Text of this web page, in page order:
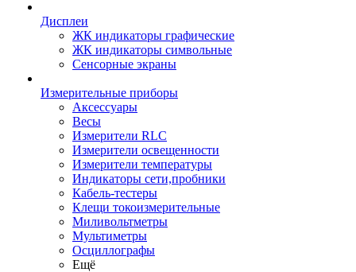
Дисплеи
ЖК индикаторы графические
ЖК индикаторы символьные
Сенсорные экраны
Измерительные приборы
Аксессуары
Весы
Измерители RLC
Измерители освещенности
Измерители температуры
Индикаторы сети,пробники
Кабель-тестеры
Клещи токоизмерительные
Миливольтметры
Мультиметры
Осциллографы
Ещё